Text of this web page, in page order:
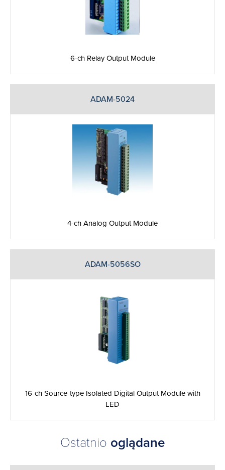
6-ch Relay Output Module
ADAM-5024
4-ch Analog Output Module
ADAM-5056SO
16-ch Source-type Isolated Digital Output Module with
LED
Ostatnio oglądane